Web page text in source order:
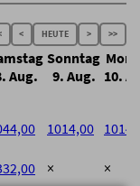
>>
>
HEUTE
<
Aug.
Sonntag
9. Aug. 10.
1014,00
× ×